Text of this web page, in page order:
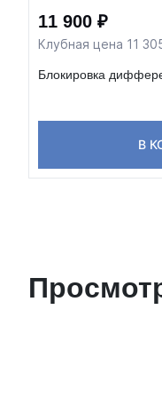
11 900 ₽
Клубная цена 11
Блокировка
В